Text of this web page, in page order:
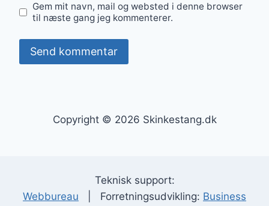
Gem mit navn, mail og websted i denne browser
til næste gang jeg kommenterer.
Copyright © 2026 Skinkestang.dk
Teknisk support:
Webbureau | Forretningsudvikling: Business